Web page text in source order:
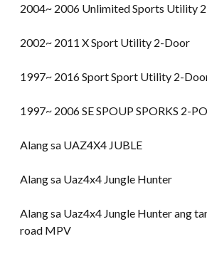
2004~ 2006 Unlimited Sports Utility
2002~ 2011 X Sport Utility 2-Door
1997~ 2016 Sport Sport Utility 2-
1997~ 2006 SE SPOUP SPORKS 2-
Alang sa UAZ4X4 JUBLE
Alang sa Uaz4x4 Jungle Hunter
Alang sa Uaz4x4 Jungle Hunter ang
road MPV